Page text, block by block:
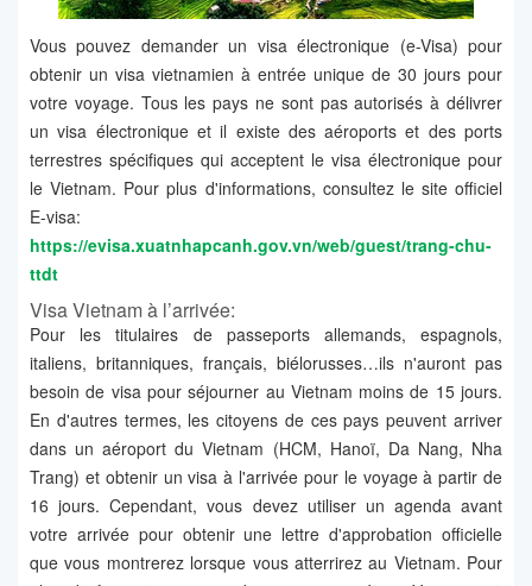
Vous pouvez demander un visa électronique (e-Visa) pour
obtenir un visa vietnamien à entrée unique de 30 jours pour
votre voyage. Tous les pays ne sont pas autorisés à délivrer
un visa électronique et il existe des aéroports et des ports
terrestres spécifiques qui acceptent le visa électronique pour
le Vietnam. Pour plus d'informations, consultez le site officiel
E-visa:
https://evisa.xuatnhapcanh.gov.vn/web/guest/trang-chu-
ttdt
Visa Vietnam à l’arrivée:
Pour les titulaires de passeports allemands, espagnols,
italiens, britanniques, français, biélorusses…ils n'auront pas
besoin de visa pour séjourner au Vietnam moins de 15 jours.
En d'autres termes, les citoyens de ces pays peuvent arriver
dans un aéroport du Vietnam (HCM, Hanoï, Da Nang, Nha
Trang) et obtenir un visa à l'arrivée pour le voyage à partir de
16 jours. Cependant, vous devez utiliser un agenda avant
votre arrivée pour obtenir une lettre d'approbation officielle
que vous montrerez lorsque vous atterrirez au Vietnam. Pour